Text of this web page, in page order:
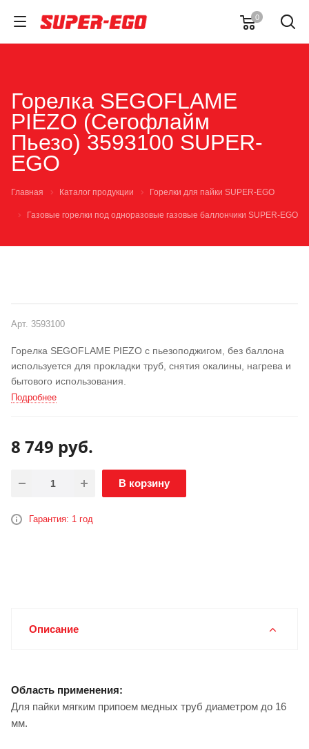
0
Горелка SEGOFLAME
PIEZO (Сегофлайм
Пьезо) 3593100 SUPER-
EGO
Главная Каталог продукции Горелки для пайки SUPER-EGO
Газовые горелки под одноразовые газовые баллончики SUPER-EGO
Арт. 3593100
Горелка SEGOFLAME PIEZO с пьезоподжигом, без баллона
используется для прокладки труб, снятия окалины, нагрева и
бытового использования.
Подробнее
8 749 руб.
В корзину
Гарантия: 1 год
Описание
Область применения:
Для пайки мягким припоем медных труб диаметром до 16
мм.